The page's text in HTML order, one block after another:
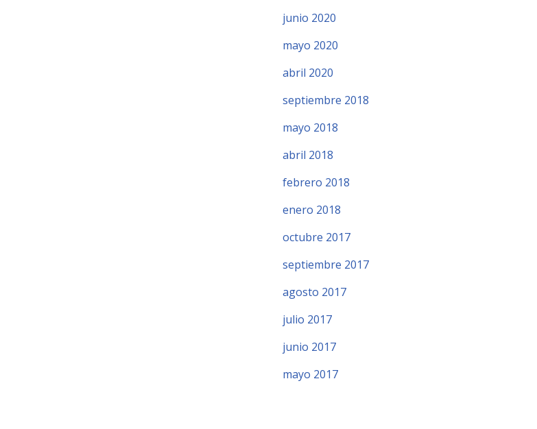
junio 2020
mayo 2020
abril 2020
septiembre 2018
mayo 2018
abril 2018
febrero 2018
enero 2018
octubre 2017
septiembre 2017
agosto 2017
julio 2017
junio 2017
mayo 2017